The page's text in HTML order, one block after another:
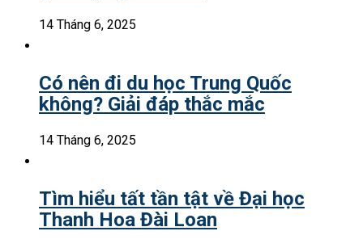
14 Tháng 6, 2025
Có nên đi du học Trung Quốc
không? Giải đáp thắc mắc
14 Tháng 6, 2025
Tìm hiểu tất tần tật về Đại học
Thanh Hoa Đài Loan